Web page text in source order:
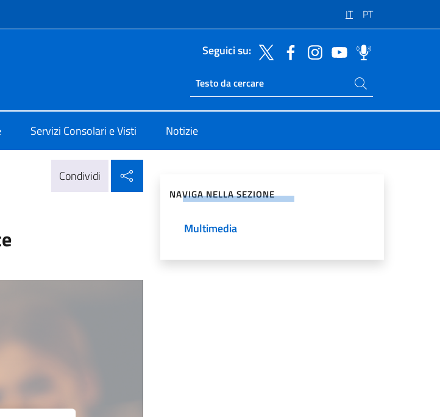
IT PT
Seguici su:
Ricerca sito live
Cerca nel sito
Servizi Consolari e Visti Notizie
Condividi
NAVIGA NELLA SEZIONE
Multimedia